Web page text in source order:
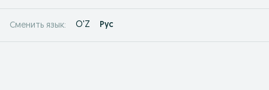
Сменить язык: O'Z Рус